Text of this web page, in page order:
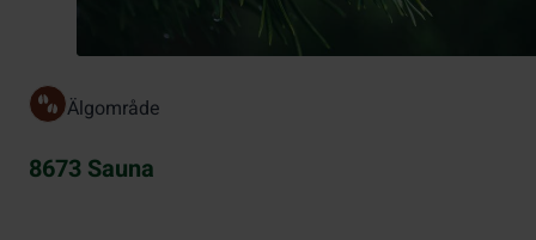
Älgområde
8673 Sauna